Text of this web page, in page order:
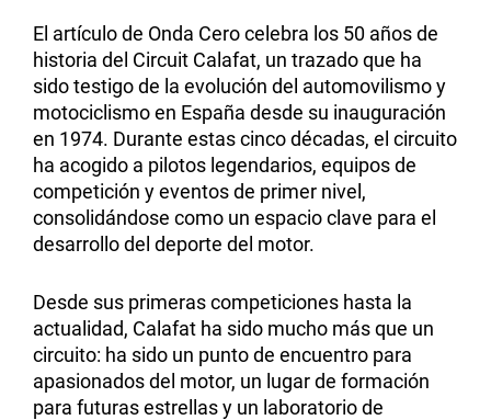
El artículo de Onda Cero celebra los 50 años de
historia del Circuit Calafat, un trazado que ha
sido testigo de la evolución del automovilismo y
motociclismo en España desde su inauguración
en 1974. Durante estas cinco décadas, el circuito
ha acogido a pilotos legendarios, equipos de
competición y eventos de primer nivel,
consolidándose como un espacio clave para el
desarrollo del deporte del motor.
Desde sus primeras competiciones hasta la
actualidad, Calafat ha sido mucho más que un
circuito: ha sido un punto de encuentro para
apasionados del motor, un lugar de formación
para futuras estrellas y un laboratorio de